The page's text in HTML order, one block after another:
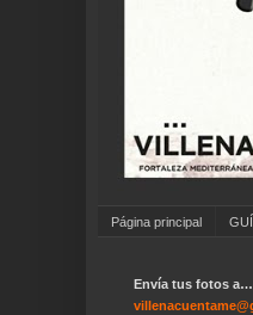
Página principal
ANTIGUAS DE
Envía tus fotos a…